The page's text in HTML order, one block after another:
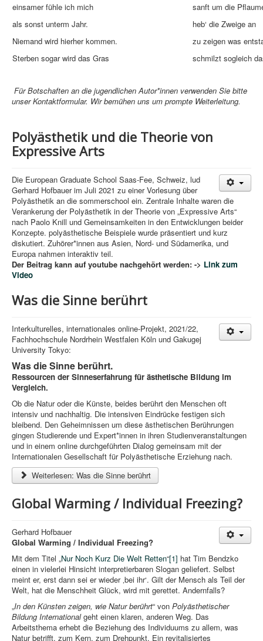
einsamer fühle ich mich
sanft um die
als sonst unterm Jahr.
heb‘ die Zweige an
Niemand wird hierher kommen.
zu zeigen was
Sterben sogar wird das Gras
schmilzt sogleich
Für Botschaften an die jugendlichen Autor*innen verwenden Sie bitte
unser Kontaktformular. Wir bemühen uns um prompte Weiterleitung.
Polyästhetik und die Theorie von
Expressive Arts
Die European Graduate School Saas-Fee, Schweiz, lud
Gerhard Hofbauer im Juli 2021 zu einer Vorlesung über
Polyästhetik an die sommerschool ein. Zentrale Inhalte waren die
Verankerung der Polyästhetik in der Theorie von „Expressive Arts“
nach Paolo Knill und Gemeinsamkeiten in den Entwicklungen beider
Konzepte. polyästhetische Beispiele wurde präsentiert und kurz
diskutiert. Zuhörer*innen aus Asien, Nord- und Südamerika, und
Europa nahmen interaktiv teil.
Der Beitrag kann auf youtube nachgehört werden: -> Link zum
Video
Was die Sinne berührt
Interkulturelles, internationales online-Projekt, 2021/22,
Fachhochschule Nordrhein­ Westfalen Köln und Gakugej
University Tokyo:
Was die Sinne berührt.
Ressourcen der Sinneserfahrung für ästhetische Bildung im
Vergleich.
Ob die Natur oder die Künste, beides berührt den Menschen oft
intensiv und nachhaltig. Die intensiven Eindrücke festigen sich
bleibend. Den Geheimnissen um diese ästhetischen Berührungen
gingen Studierende und Expert*innen in ihren Studienveranstaltungen
und in einem online durchgeführten Dialog gemeinsam mit der
Internationalen Gesellschaft für Polyästhetische Erziehung nach.
Weiterlesen: Was die Sinne berührt
Global Warming / Individual Freezing?
Gerhard Hofbauer
Global Warming / Individual Freezing?
Mit dem Titel „Nur Noch Kurz Die Welt Retten“[1] hat Tim Bendzko
einen in vielerlei Hinsicht interpretierbaren Slogan geliefert. Selbst
meint er, erst dann sei er wieder ‚bei ihr‘. Gilt der Mensch als Teil der
Welt, hat die Menschheit Glück, wird mit gerettet. Andernfalls?
„In den Künsten zeigen, wie Natur berührt“ von Polyästhetischer
Bildung Internationalgeht einen klaren, anderen Weg. Das
Arbeitsthema erhebt die Beziehung des Individuums zu allem, was
Natur betrifft, zum Kern, zum Drehpunkt. Ein revitalisiertes